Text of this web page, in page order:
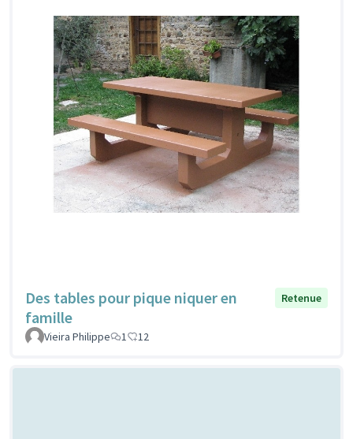
Des tables pour pique niquer en
famille
Retenue
Vieira Philippe 1 12